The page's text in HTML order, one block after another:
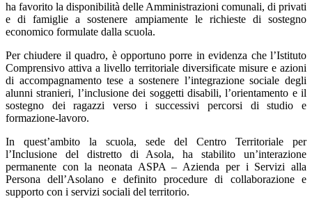
ha favorito la disponibilità delle Amministrazioni comunali, di privati
e di famiglie a sostenere ampiamente le richieste di sostegno
economico formulate dalla scuola.
Per chiudere il quadro, è opportuno porre in evidenza che l’Istituto
Comprensivo attiva a livello territoriale diversificate misure e azioni
di accompagnamento tese a sostenere l’integrazione sociale degli
alunni stranieri, l’inclusione dei soggetti disabili, l’orientamento e il
sostegno dei ragazzi verso i successivi percorsi di studio e
formazione-lavoro.
In quest’ambito la scuola, sede del Centro Territoriale per
l’Inclusione del distretto di Asola, ha stabilito un’interazione
permanente con la neonata ASPA – Azienda per i Servizi alla
Persona dell’Asolano e definito procedure di collaborazione e
supporto con i servizi sociali del territorio.